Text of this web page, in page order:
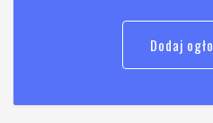
Dodaj